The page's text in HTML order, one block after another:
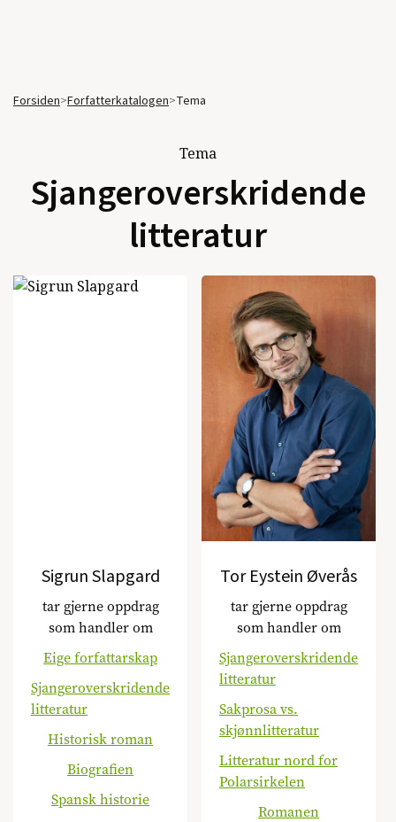
Forsiden>Forfatterkatalogen>Tema
Tema
Sjangeroverskridende
litteratur
Sigrun Slapgard
tar gjerne oppdrag
som handler om
Eige forfattarskap
Sjangeroverskridende
litteratur
Historisk roman
Biografien
Spansk historie
Tor Eystein Øverås
tar gjerne oppdrag
som handler om
Sjangeroverskridende
litteratur
Sakprosa vs.
skjønnlitteratur
Litteratur nord for
Polarsirkelen
Romanen